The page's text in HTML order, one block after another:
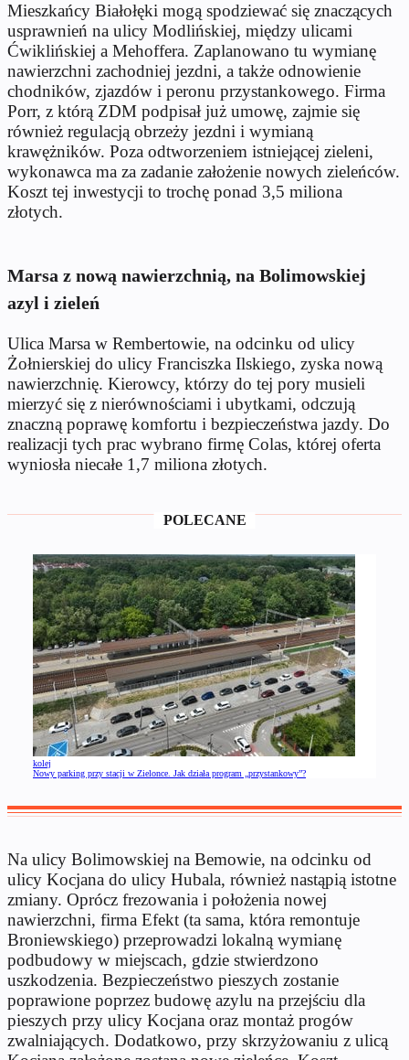
Mieszkańcy Białołęki mogą spodziewać się znaczących
usprawnień na ulicy Modlińskiej, między ulicami
Ćwiklińskiej a Mehoffera. Zaplanowano tu wymianę
nawierzchni zachodniej jezdni, a także odnowienie
chodników, zjazdów i peronu przystankowego. Firma
Porr, z którą ZDM podpisał już umowę, zajmie się
również regulacją obrzeży jezdni i wymianą
krawężników. Poza odtworzeniem istniejącej zieleni,
wykonawca ma za zadanie założenie nowych zieleńców.
Koszt tej inwestycji to trochę ponad 3,5 miliona
złotych.
Marsa z nową nawierzchnią, na Bolimowskiej
azyl i zieleń
Ulica Marsa w Rembertowie, na odcinku od ulicy
Żołnierskiej do ulicy Franciszka Ilskiego, zyska nową
nawierzchnię. Kierowcy, którzy do tej pory musieli
mierzyć się z nierównościami i ubytkami, odczują
znaczną poprawę komfortu i bezpieczeństwa jazdy. Do
realizacji tych prac wybrano firmę Colas, której oferta
wyniosła niecałe 1,7 miliona złotych.
POLECANE
kolej
Nowy parking przy stacji w Zielonce. Jak działa program „przystankowy”?
Na ulicy Bolimowskiej na Bemowie, na odcinku od
ulicy Kocjana do ulicy Hubala, również nastąpią istotne
zmiany. Oprócz frezowania i położenia nowej
nawierzchni, firma Efekt (ta sama, która remontuje
Broniewskiego) przeprowadzi lokalną wymianę
podbudowy w miejscach, gdzie stwierdzono
uszkodzenia. Bezpieczeństwo pieszych zostanie
poprawione poprzez budowę azylu na przejściu dla
pieszych przy ulicy Kocjana oraz montaż progów
zwalniających. Dodatkowo, przy skrzyżowaniu z ulicą